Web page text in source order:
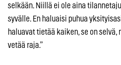
selkään. Niillä ei ole aina
syvälle. En haluaisi puhua
haluavat tietää kaiken, se on
vetää raja.”